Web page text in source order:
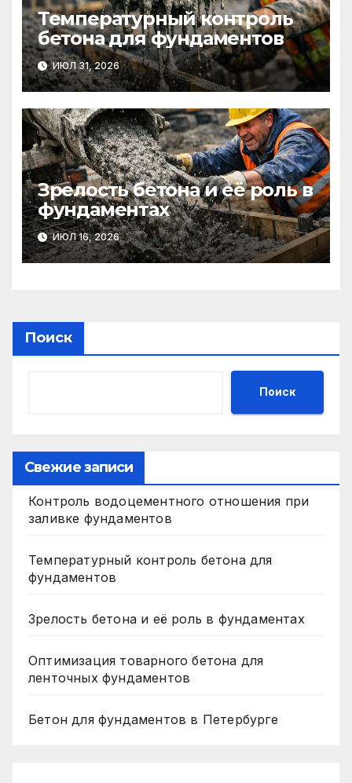
Температурный контроль
бетона для фундаментов
ИЮЛ 31, 2026
Зрелость бетона и её роль в
фундаментах
ИЮЛ 16, 2026
Поиск
Поиск
Свежие записи
Контроль водоцементного отношения при
заливке фундаментов
Температурный контроль бетона для
фундаментов
Зрелость бетона и её роль в фундаментах
Оптимизация товарного бетона для
ленточных фундаментов
Бетон для фундаментов в Петербурге